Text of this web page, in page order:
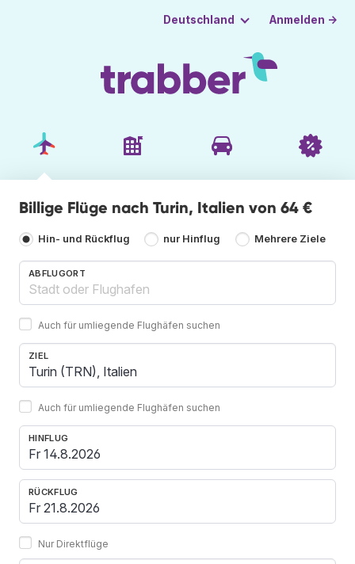
Deutschland Anmelden →
Billige Flüge nach Turin, Italien von 64 €
Hin- und Rückflug nur Hinflug Mehrere Ziele
ABFLUGORT
Auch für umliegende Flughäfen suchen
ZIEL
Auch für umliegende Flughäfen suchen
HINFLUG
RÜCKFLUG
Nur Direktflüge